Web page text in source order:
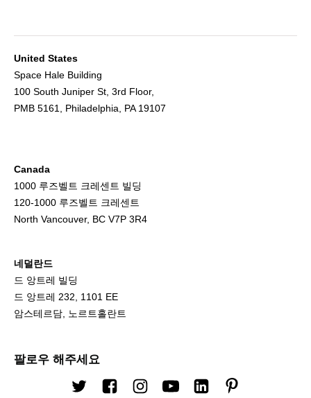
United States
Space Hale Building
100 South Juniper St, 3rd Floor,
PMB 5161, Philadelphia, PA 19107
Canada
1000 루즈벨트 크레센트 빌딩
120-1000 루즈벨트 크레센트
North Vancouver, BC V7P 3R4
네덜란드
드 앙트레 빌딩
드 앙트레 232, 1101 EE
암스테르담, 노르트홀란트
팔로우 해주세요